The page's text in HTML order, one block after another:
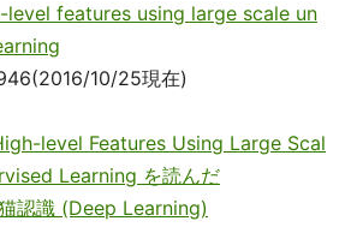
level features using large scale un
10/25現在)
level Features Using Large Scal
Learning を読んだ
認識 (Deep Learning)